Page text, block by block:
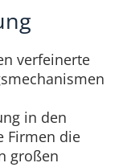
verfeinerte
in den
Firmen die
großen